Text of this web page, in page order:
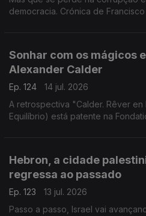
democracia. Crónica de
Sonhar com os mágicos
Alexander Calder
Ep. 124
14 jul. 2026
A retrospectiva "Calder. Rêver en
Equilíbrio) está patente na
Hebron, a cidade
regressa ao passado
Ep. 123
13 jul. 2026
Passo a passo, Israel vai